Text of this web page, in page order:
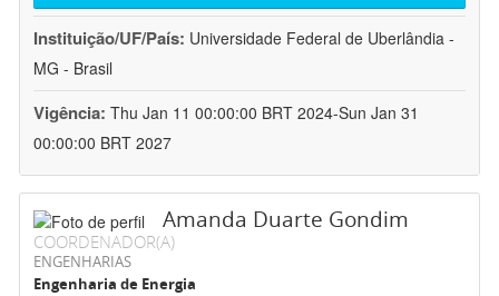
Instituição/UF/País: Universidade Federal de Uberlândia -
MG - Brasil
Vigência: Thu Jan 11 00:00:00 BRT 2024-Sun Jan 31
00:00:00 BRT 2027
Amanda Duarte Gondim
COORDENADOR(A)
ENGENHARIAS
Engenharia de Energia